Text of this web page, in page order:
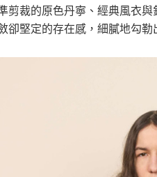
剪裁的原色丹寧、經典風衣
卻堅定的存在感，細膩地勾勒